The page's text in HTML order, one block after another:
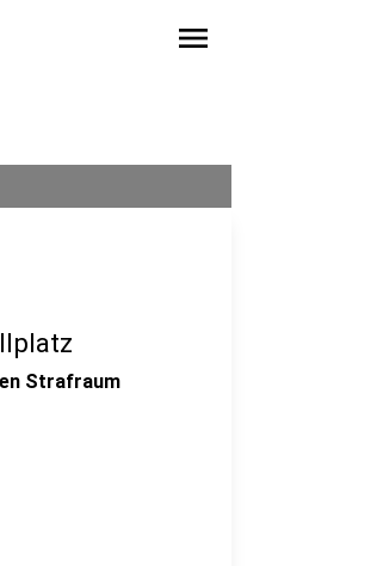
menu
Strafraum